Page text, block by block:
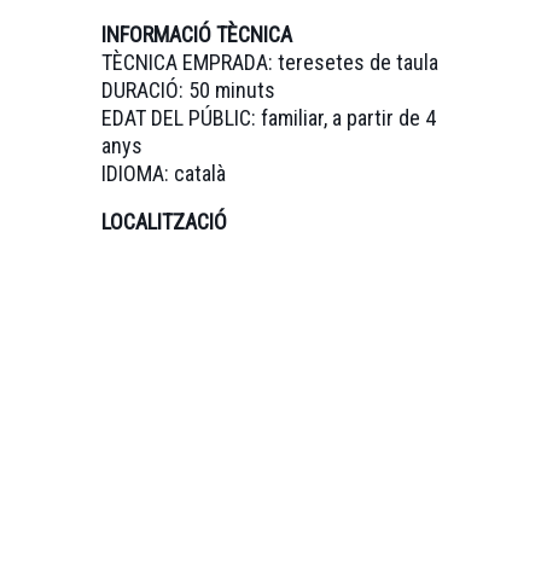
INFORMACIÓ TÈCNICA
TÈCNICA EMPRADA: teresetes de taula
DURACIÓ: 50 minuts
EDAT DEL PÚBLIC: familiar, a partir de 4
anys
IDIOMA: català
LOCALITZACIÓ